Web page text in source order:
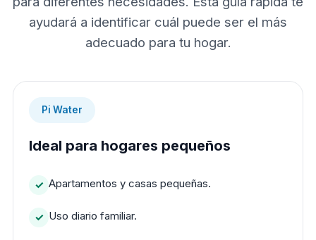
ayudará a identificar cuál puede ser el más
adecuado para tu hogar.
Pi Water
Ideal para hogares pequeños
Apartamentos y casas pequeñas.
Uso diario familiar.